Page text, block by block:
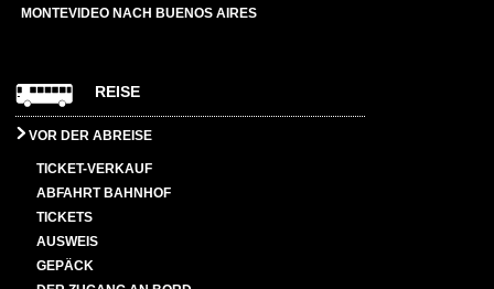
MONTEVIDEO NACH BUENOS AIRES
REISE
VOR DER ABREISE
TICKET-VERKAUF
ABFAHRT BAHNHOF
TICKETS
AUSWEIS
GEPÄCK